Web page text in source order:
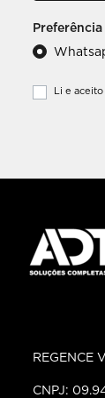
Li e aceito
REGENCE
CNPJ: